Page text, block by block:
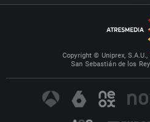
Copyright © Uniprex,
San Sebastián de los